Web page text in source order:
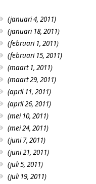
(januari 4, 2011)
(januari 18, 2011)
(februari 1, 2011)
(februari 15, 2011)
(maart 1, 2011)
(maart 29, 2011)
(april 11, 2011)
(april 26, 2011)
(mei 10, 2011)
(mei 24, 2011)
(juni 7, 2011)
(juni 21, 2011)
(juli 5, 2011)
(juli 19, 2011)